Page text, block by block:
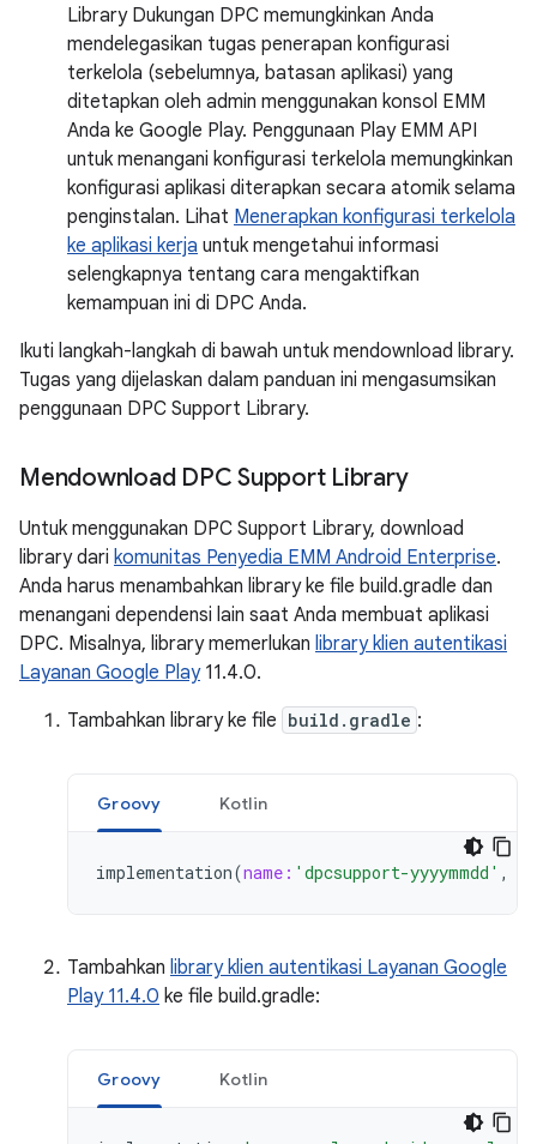
Library Dukungan DPC memungkinkan Anda
mendelegasikan tugas penerapan konfigurasi
terkelola (sebelumnya, batasan aplikasi) yang
ditetapkan oleh admin menggunakan konsol EMM
Anda ke Google Play. Penggunaan Play EMM API
untuk menangani konfigurasi terkelola memungkinkan
konfigurasi aplikasi diterapkan secara atomik selama
penginstalan. Lihat Menerapkan konfigurasi terkelola
ke aplikasi kerja untuk mengetahui informasi
selengkapnya tentang cara mengaktifkan
kemampuan ini di DPC Anda.
Ikuti langkah-langkah di bawah untuk mendownload library.
Tugas yang dijelaskan dalam panduan ini mengasumsikan
penggunaan DPC Support Library.
Mendownload DPC Support Library
Untuk menggunakan DPC Support Library, download
library dari komunitas Penyedia EMM Android Enterprise.
Anda harus menambahkan library ke file build.gradle dan
menangani dependensi lain saat Anda membuat aplikasi
DPC. Misalnya, library memerlukan library klien autentikasi
Layanan Google Play11.4.0.
Tambahkan library ke file build.gradle :
Groovy Kotlin
implementation(name: 'dpcsupport-yyyymmdd' ,
Tambahkan library klien autentikasi Layanan Google
Play 11.4.0 ke file build.gradle:
Groovy Kotlin